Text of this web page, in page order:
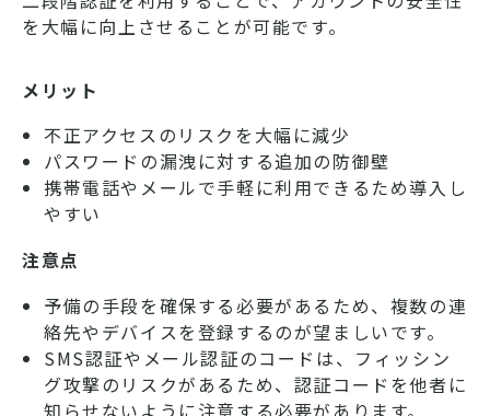
を大幅に向上させることが可能です。
メリット
不正アクセスのリスクを大幅に減少
パスワードの漏洩に対する追加の防御壁
携帯電話やメールで手軽に利用できるため導入し
やすい
注意点
予備の手段を確保する必要があるため、複数の連
絡先やデバイスを登録するのが望ましいです。
SMS認証やメール認証のコードは、フィッシン
グ攻撃のリスクがあるため、認証コードを他者に